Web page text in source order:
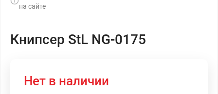
на сайте
Книпсер StL NG-0175
Нет в наличии